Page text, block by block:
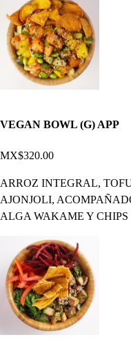
VEGAN BOWL (G) APP
MX$320.00
ARROZ INTEGRAL,
AJONJOLI,
ALGA WAKAME Y